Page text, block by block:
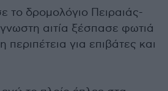
το δρομολόγιο Πειραιάς-
αιτία ξέσπασε φωτιά
περιπέτεια για επιβάτες και